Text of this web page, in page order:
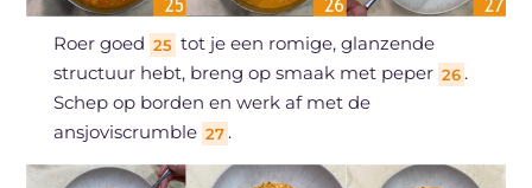
Roer goed 25 tot je een romige, glanzende
structuur hebt, breng op smaak met peper 26 .
Schep op borden en werk af met de
ansjoviscrumble 27 .